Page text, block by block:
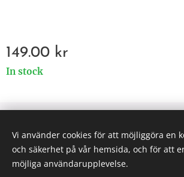
149.00 kr
In stock
Väsen af Sverige
Vi använder cookies för att möjliggöra en
och säkerhet på vår hemsida, och för att
möjliga användarupplevelse.